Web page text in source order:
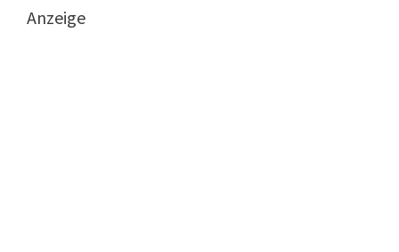
Anzeige